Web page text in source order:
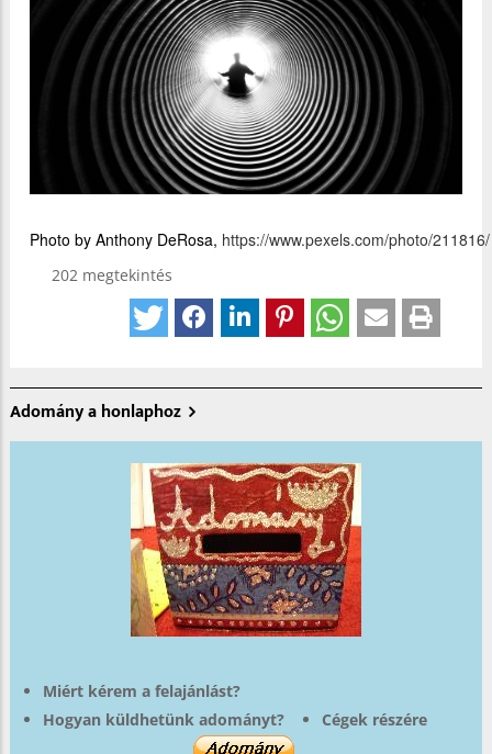
Photo by Anthony DeRosa, https://www.pexels.com/photo/211816/
202 megtekintés
Adomány a honlaphoz
Miért kérem a felajánlást?
Hogyan küldhetünk adományt?
Cégek részére